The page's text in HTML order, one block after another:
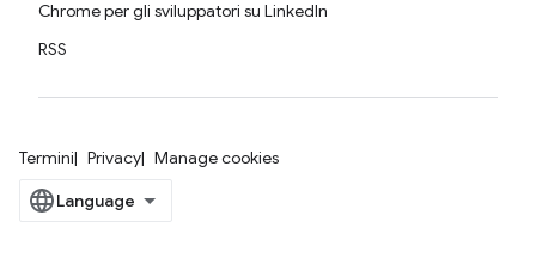
Chrome per gli sviluppatori su LinkedIn
RSS
Termini Privacy Manage cookies